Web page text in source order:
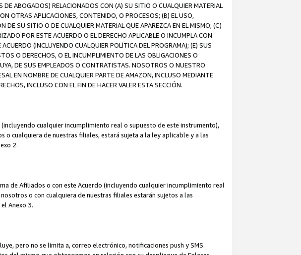
ABOGADOS) RELACIONADOS CON (A) SU SITIO O CUALQUIER MATERIAL
OTRAS APLICACIONES, CONTENIDO, O PROCESOS; (B) EL USO,
DE SU SITIO O DE CUALQUIER MATERIAL QUE APAREZCA EN EL MISMO; (C)
POR ESTE ACUERDO O EL DERECHO APLICABLE O INCUMPLA CON
(INCLUYENDO CUALQUIER POLÍTICA DEL PROGRAMA); (E) SUS
O DERECHOS, O EL INCUMPLIMIENTO DE LAS OBLIGACIONES O
DE SUS EMPLEADOS O CONTRATISTAS. NOSOTROS O NUESTRO
EN NOMBRE DE CUALQUIER PARTE DE AMAZON, INCLUSO MEDIANTE
INCLUSO CON EL FIN DE HACER VALER ESTA SECCIÓN.
cualquier incumplimiento real o supuesto de este instrumento),
o cualquiera de nuestras filiales, estará sujeta a la ley aplicable y a las
2.
de Afiliados o con este Acuerdo (incluyendo cualquier incumplimiento real
o con cualquiera de nuestras filiales estarán sujetos a las
Anexo 3.
pero no se limita a, correo electrónico, notificaciones push y SMS.